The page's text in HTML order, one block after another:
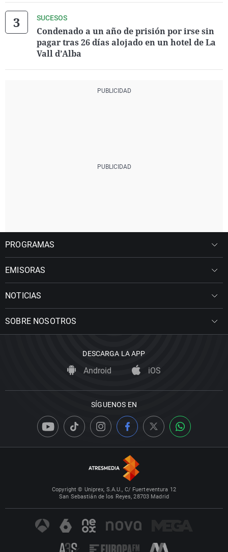
SUCESOS
Condenado a un año de prisión por irse sin
pagar tras 26 días alojado en un hotel de La
Vall d’Alba
PROGRAMAS
EMISORAS
NOTICIAS
SOBRE NOSOTROS
DESCARGA LA APP
Android iOS
SÍGUENOS EN
Copyright © Uniprex, S.A.U., C/ Fuerteventura 12
San Sebastián de los Reyes, 28703 Madrid